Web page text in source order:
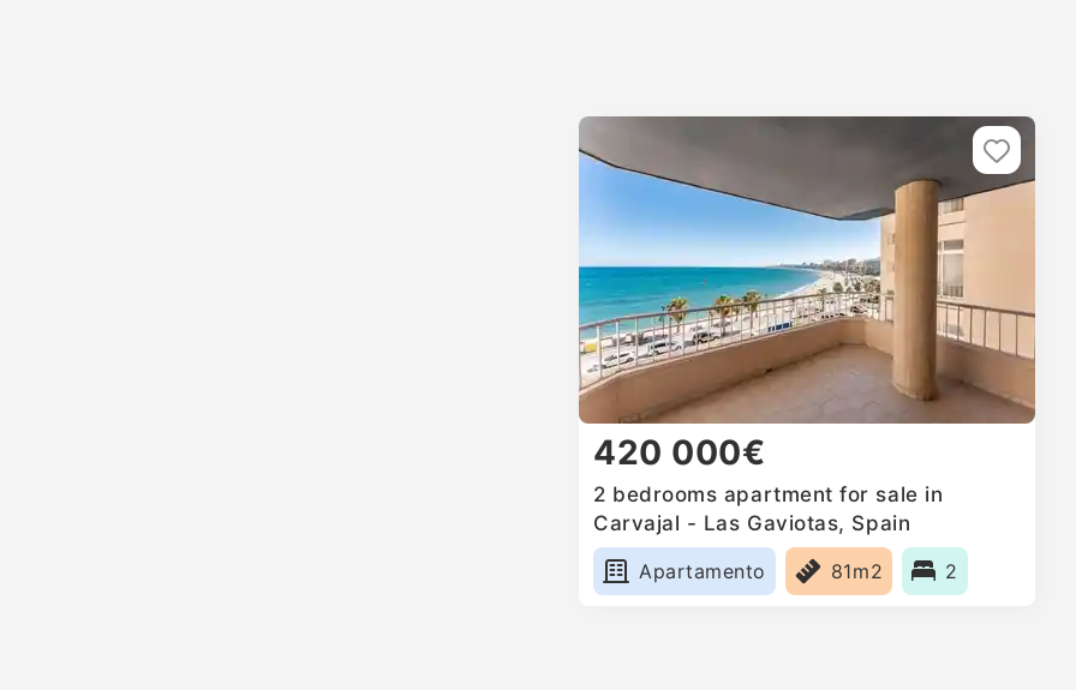
420 000€
2 bedrooms apartment for sale in
Carvajal - Las Gaviotas, Spain
Apartamento
81m2 2